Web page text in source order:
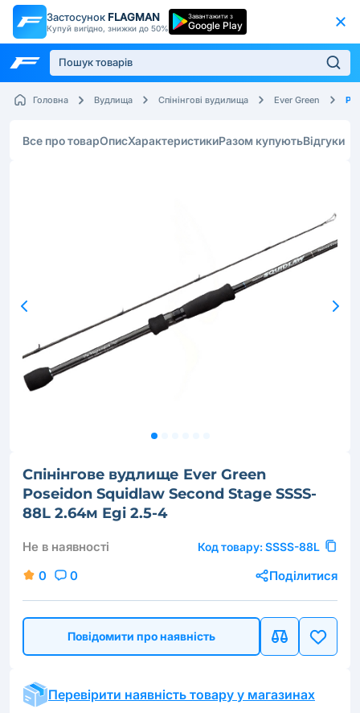
Застосунок FLAGMAN
Купуй вигідно, знижки до 50%
Завантажити з
Google Play
Головна Вудлища Спінінгові вудилища Ever Green
Все про товарОписХарактеристикиРазом купуютьВідгуки
Cпінінговe вудлище Ever Green
Poseidon Squidlaw Second Stage SSSS-
88L 2.64м Egi 2.5-4
Не в наявності Код товару: SSSS-88L
0 0 Поділитися
Повідомити про наявність
Перевірити наявність товару у магазинах